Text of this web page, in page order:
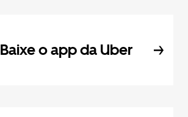
Baixe o app da Uber